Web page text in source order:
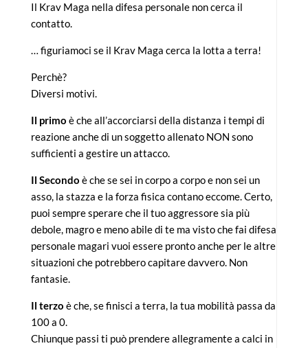
Il Krav Maga nella difesa personale non cerca il
contatto.
… figuriamoci se il Krav Maga cerca la lotta a terra!
Perchè?
Diversi motivi.
Il primo è che all’accorciarsi della distanza i tempi di
reazione anche di un soggetto allenato NON sono
sufficienti a gestire un attacco.
Il Secondo è che se sei in corpo a corpo e non sei un
asso, la stazza e la forza fisica contano eccome. Certo,
puoi sempre sperare che il tuo aggressore sia più
debole, magro e meno abile di te ma visto che fai difesa
personale magari vuoi essere pronto anche per le altre
situazioni che potrebbero capitare davvero. Non
fantasie.
Il terzo è che, se finisci a terra, la tua mobilità passa da
100 a 0.
Chiunque passi ti può prendere allegramente a calci in